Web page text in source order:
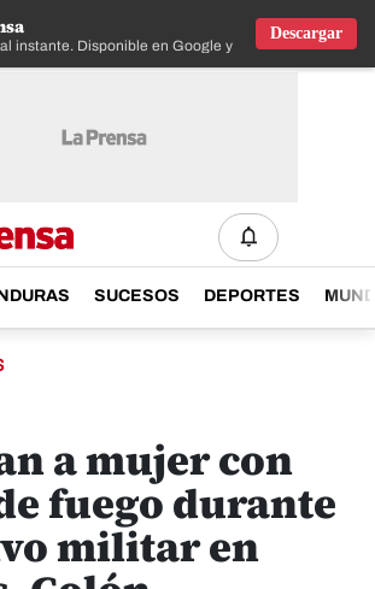
instante. Disponible en Google y IOS
Descargar
SUCESOS DEPORTES
a mujer con
fuego durante
militar en